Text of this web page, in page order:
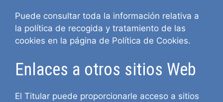
Puede consultar toda la información relativa a
la política de recogida y tratamiento de las
cookies en la página de Política de Cookies.
Enlaces a otros sitios Web
El Titular puede proporcionarle acceso a sitios